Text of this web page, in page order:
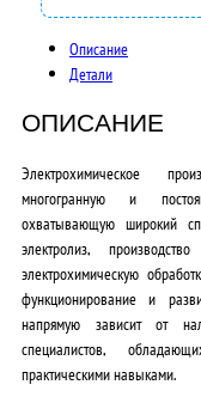
0
0
,
0
0
₽
.
Описание
Детали
ОПИСАНИЕ
Электрохимическое
многогранную и
охватывающую широкий
электролиз,
электрохимическую
функционирование и
напрямую зависит от
специалистов,
практическими навыками.